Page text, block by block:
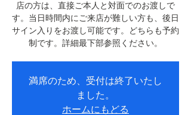
店の方は、直接ご本人と対面でのお渡しで
す。当日時間内にご来店が難しい方も、後日
サイン入りをお渡し可能です。どちらも予約
制です。詳細最下部参照ください。
満席のため、受付は終了いたし
ました。
ホームにもどる